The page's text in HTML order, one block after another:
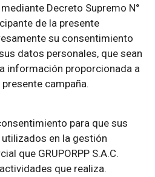
Decreto Supremo N°
de la presente
su consentimiento
datos personales, que sean
información proporcionada a
presente campaña.
para que sus
en la gestión
que GRUPORPP S.A.C.
que realiza.